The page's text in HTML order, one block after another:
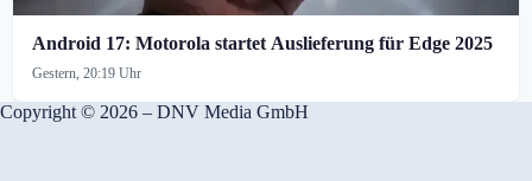
Android 17: Motorola startet Auslieferung für Edge 2025
Gestern, 20:19 Uhr
Copyright © 2026 – DNV Media GmbH